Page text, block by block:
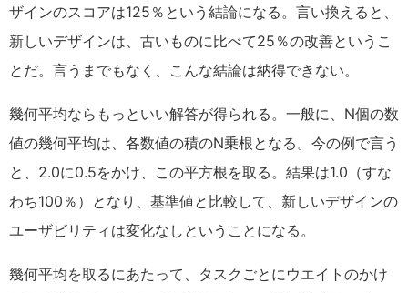
ザインのスコアは125％という結論になる。言い換えると、
新しいデザインは、古いものに比べて25％の改善というこ
とだ。言うまでもなく、こんな結論は納得できない。
幾何平均ならもっといい解答が得られる。一般に、N個の数
値の幾何平均は、各数値の積のN乗根となる。今の例で言う
と、2.0に0.5をかけ、この平方根を取る。結果は1.0（すな
わち100％）となり、基準値と比較して、新しいデザインの
ユーザビリティは変化なしということになる。
幾何平均を取るにあたって、タスクごとにウエイトのかけ